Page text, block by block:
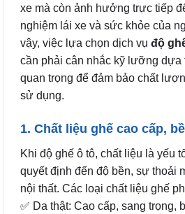
xe mà còn ảnh hưởng trực tiếp
nghiệm lái xe và sức khỏe của
vậy, việc lựa chọn dịch vụ độ
cần phải cân nhắc kỹ lưỡng dựa
quan trọng để đảm bảo chất
sử dụng.
1. Chất liệu ghế cao cấp,
Khi độ ghế ô tô, chất liệu là yếu
quyết định đến độ bền, sự thoải
nội thất. Các loại chất liệu ghế
✅ Da thật: Cao cấp, sang trọng,